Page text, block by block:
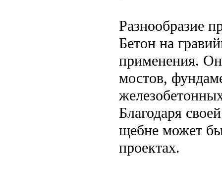
Разнообразие
Бетон на
применения. Он
мостов,
Благодаря
щебне может
проектах.